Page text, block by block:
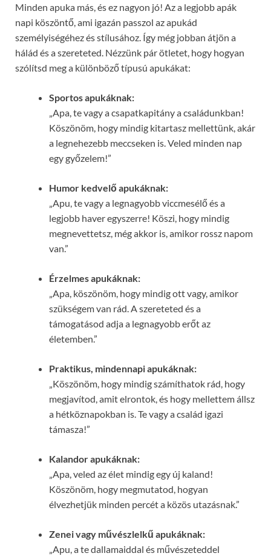
Minden apuka más, és ez nagyon jó! Az a legjobb apák
napi köszöntő, ami igazán passzol az apukád
személyiségéhez és stílusához. Így még jobban átjön a
hálád és a szereteted. Nézzünk pár ötletet, hogy hogyan
szólítsd meg a különböző típusú apukákat:
Sportos apukáknak:
„Apa, te vagy a csapatkapitány a családunkban!
Köszönöm, hogy mindig kitartasz mellettünk, akár
a legnehezebb meccseken is. Veled minden nap
egy győzelem!”
Humor kedvelő apukáknak:
„Apu, te vagy a legnagyobb viccmesélő és a
legjobb haver egyszerre! Köszi, hogy mindig
megnevettetsz, még akkor is, amikor rossz napom
van.”
Érzelmes apukáknak:
„Apa, köszönöm, hogy mindig ott vagy, amikor
szükségem van rád. A szereteted és a
támogatásod adja a legnagyobb erőt az
életemben.”
Praktikus, mindennapi apukáknak:
„Köszönöm, hogy mindig számíthatok rád, hogy
megjavítod, amit elrontok, és hogy mellettem állsz
a hétköznapokban is. Te vagy a család igazi
támasza!”
Kalandor apukáknak:
„Apa, veled az élet mindig egy új kaland!
Köszönöm, hogy megmutatod, hogyan
élvezhetjük minden percét a közös utazásnak.”
Zenei vagy művészlelkű apukáknak:
„Apu, a te dallamaiddal és művészeteddel